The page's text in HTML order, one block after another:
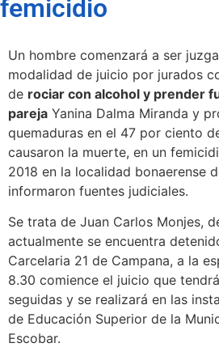
femicidio
Un hombre comenzará a ser
modalidad de juicio por jurados
de rociar con alcohol y prender
pareja Yanina Dalma Miranda y
quemaduras en el 47 por ciento
causaron la muerte, en un
2018 en la localidad bonaerense
informaron fuentes judiciales.
Se trata de Juan Carlos Monjes,
actualmente se encuentra
Carcelaria 21 de Campana, a la
8.30 comience el juicio que
seguidas y se realizará en las
de Educación Superior de la
Escobar.